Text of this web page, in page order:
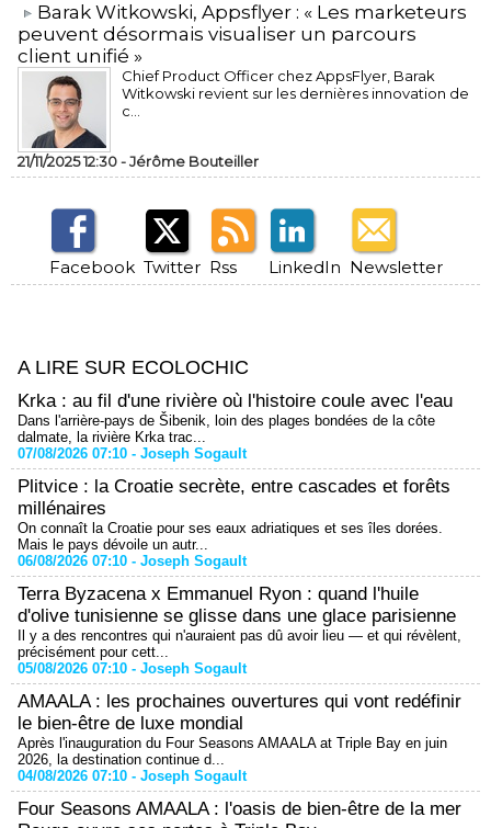
​Barak Witkowski, Appsflyer : « Les marketeurs
peuvent désormais visualiser un parcours
client unifié »
Chief Product Officer chez AppsFlyer, ​Barak
Witkowski revient sur les dernières innovation de
c...
21/11/2025 12:30 -Jérôme Bouteiller
Facebook Twitter Rss LinkedIn Newsletter
A LIRE SUR ECOLOCHIC
Krka : au fil d'une rivière où l'histoire coule avec l'eau
Dans l'arrière-pays de Šibenik, loin des plages bondées de la côte
dalmate, la rivière Krka trac...
07/08/2026 07:10 - Joseph Sogault
Plitvice : la Croatie secrète, entre cascades et forêts
millénaires
On connaît la Croatie pour ses eaux adriatiques et ses îles dorées.
Mais le pays dévoile un autr...
06/08/2026 07:10 - Joseph Sogault
Terra Byzacena x Emmanuel Ryon : quand l'huile
d'olive tunisienne se glisse dans une glace parisienne
Il y a des rencontres qui n'auraient pas dû avoir lieu — et qui révèlent,
précisément pour cett...
05/08/2026 07:10 - Joseph Sogault
AMAALA : les prochaines ouvertures qui vont redéfinir
le bien-être de luxe mondial
Après l'inauguration du Four Seasons AMAALA at Triple Bay en juin
2026, la destination continue d...
04/08/2026 07:10 - Joseph Sogault
Four Seasons AMAALA : l'oasis de bien-être de la mer